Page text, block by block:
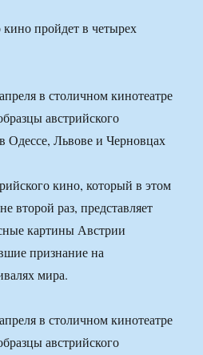
в столичном кинотеатре
австрийского
Одессе, Львове и Черновцах
кино, который в этом
второй раз, представляет
картины Австрии
признание на
мира.
в столичном кинотеатре
австрийского